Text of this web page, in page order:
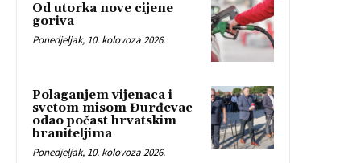
Od utorka nove cijene
goriva
Ponedjeljak, 10. kolovoza 2026.
Polaganjem vijenaca i
svetom misom Đurđevac
odao počast hrvatskim
braniteljima
Ponedjeljak, 10. kolovoza 2026.